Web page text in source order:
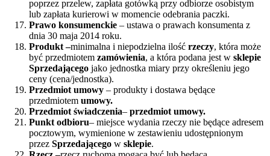
poprzez przelew, zapłata gotówką przy odbiorze osobistym
lub zapłata kurierowi w momencie odebrania paczki.
Prawo konsumenckie – ustawa o prawach konsumenta z
dnia 30 maja 2014 roku.
Produkt –minimalna i niepodzielna ilość rzeczy, która może
być przedmiotem zamówienia, a która podana jest w sklepie
Sprzedającego jako jednostka miary przy określeniu jego
ceny (cena/jednostka).
Przedmiot umowy – produkty i dostawa będące
przedmiotem umowy.
Przedmiot świadczenia– przedmiot umowy.
Punkt odbioru– miejsce wydania rzeczy nie będące adresem
pocztowym, wymienione w zestawieniu udostępnionym
przez Sprzedającego w sklepie.